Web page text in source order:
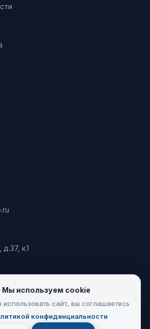
к.1
Мы используем cookie
сайт, вы соглашаетесь
конфиденциальности